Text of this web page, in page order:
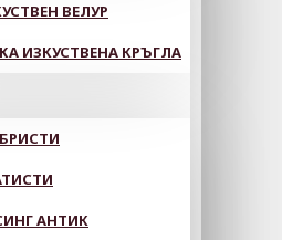
ВЕЛУР
ИЗКУСТВЕНА КРЪГЛА
АНТИК